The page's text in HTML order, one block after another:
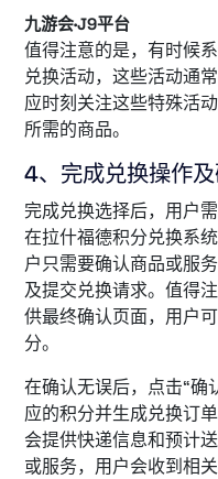
九游会·J9平台
值得注意的是，有时候
兑换活动，这些活动通
应时刻关注这些特殊活
所需的商品。
4、完成兑换操作
完成兑换选择后，用户
在拉什福德积分兑换系
户只需要确认商品或服
及提交兑换请求。值得
供最终确认页面，用户
分。
在确认无误后，点击“确
应的积分并生成兑换订
会提供快递信息和预计
或服务，用户会收到相